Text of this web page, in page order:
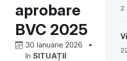
aprobare
BVC 2025
30 Ianuarie 2026
în SITUAȚII
2